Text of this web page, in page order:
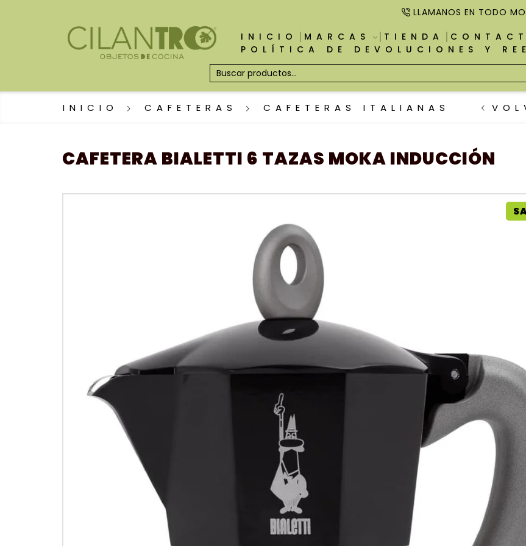
LLAMANOS EN TODO
INICIO
MARCAS TIENDA
POLÍTICA DE DEVOLUCIONES Y
INICIO CAFETERAS CAFETERAS ITALIANAS
CAFETERA BIALETTI 6 TAZAS MOKA INDUCCIÓN